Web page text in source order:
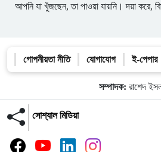
আপনি যা খুঁজছেন, তা পাওয়া যায়নি। দয়া করে,
গোপনীয়তা নীতি যোগাযোগ ই-পেপার
সম্পাদক: রাশেদ
সোশ্যাল মিডিয়া